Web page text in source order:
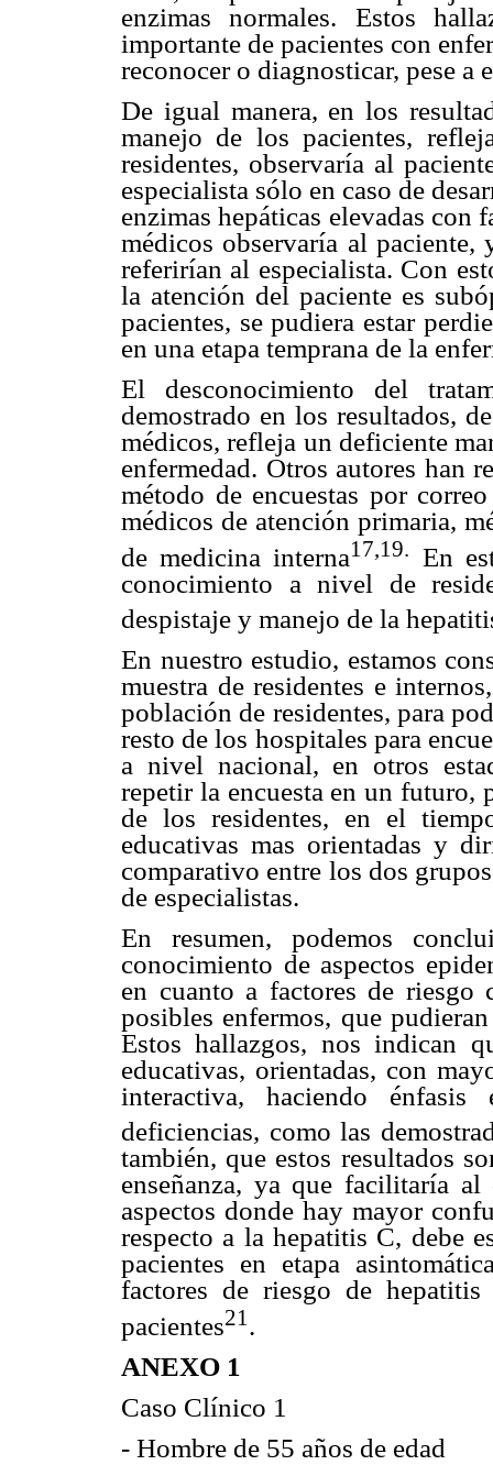
enzimas normales. Estos
importante de pacientes con
reconocer o diagnosticar, pese a
De igual manera, en los
manejo de los pacientes,
residentes, observaría al
especialista sólo en caso de
enzimas hepáticas elevadas con
médicos observaría al
referirían al especialista. Con
la atención del paciente es
pacientes, se pudiera estar
en una etapa temprana de la
El desconocimiento del
demostrado en los resultados,
médicos, refleja un deficiente
enfermedad. Otros autores han
método de encuestas por
médicos de atención primaria,
de medicina interna17,19. En
conocimiento a nivel de
despistaje y manejo de la
En nuestro estudio, estamos
muestra de residentes e
población de residentes, para
resto de los hospitales para
a nivel nacional, en otros
repetir la encuesta en un futuro,
de los residentes, en el
educativas mas orientadas y
comparativo entre los dos
de especialistas.
En resumen, podemos
conocimiento de aspectos
en cuanto a factores de riesgo
posibles enfermos, que
Estos hallazgos, nos indican
educativas, orientadas, con
interactiva, haciendo
deficiencias, como las
también, que estos resultados
enseñanza, ya que facilitaría
aspectos donde hay mayor
respecto a la hepatitis C, debe
pacientes en etapa
factores de riesgo de
pacientes21 .
ANEXO 1
Caso Clínico 1
- Hombre de 55 años de edad